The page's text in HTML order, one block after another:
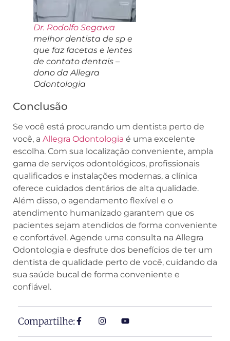
Dr. Rodolfo Segawa
melhor dentista de sp e
que faz facetas e lentes
de contato dentais –
dono da Allegra
Odontologia
Conclusão
Se você está procurando um dentista perto de
você, a Allegra Odontologia é uma excelente
escolha. Com sua localização conveniente, ampla
gama de serviços odontológicos, profissionais
qualificados e instalações modernas, a clínica
oferece cuidados dentários de alta qualidade.
Além disso, o agendamento flexível e o
atendimento humanizado garantem que os
pacientes sejam atendidos de forma conveniente
e confortável. Agende uma consulta na Allegra
Odontologia e desfrute dos benefícios de ter um
dentista de qualidade perto de você, cuidando da
sua saúde bucal de forma conveniente e
confiável.
Compartilhe: